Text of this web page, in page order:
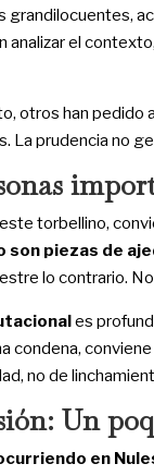
grandilocuentes,
analizar el
otros han pedido
La prudencia no
torbellino,
son piezas de
lo contrario.
es
condena,
no de
Un
en